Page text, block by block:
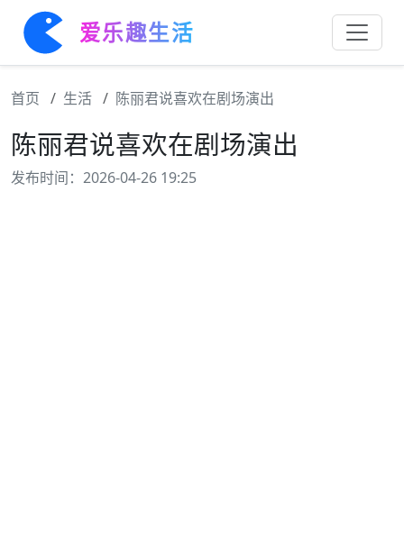
爱乐趣生活
首页 生活 陈丽君说喜欢在剧场演出
陈丽君说喜欢在剧场演出
发布时间：2026-04-26 19:25